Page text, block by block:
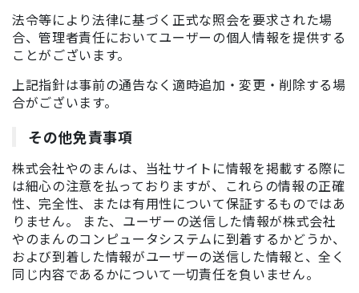
法令等により法律に基づく正式な照会を要求された場
合、管理者責任においてユーザーの個人情報を提供する
ことがございます。
上記指針は事前の通告なく適時追加・変更・削除する場
合がございます。
その他免責事項
株式会社やのまんは、当社サイトに情報を掲載する際に
は細心の注意を払っておりますが、これらの情報の正確
性、完全性、または有用性について保証するものではあ
りません。 また、ユーザーの送信した情報が株式会社
やのまんのコンピュータシステムに到着するかどうか、
および到着した情報がユーザーの送信した情報と、全く
同じ内容であるかについて一切責任を負いません。